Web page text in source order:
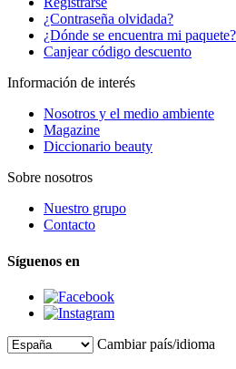
¿Contraseña olvidada?
¿Dónde se encuentra mi paquete?
Canjear código descuento
Información de interés
Nosotros y el medio ambiente
Magazine
Diccionario beauty
Sobre nosotros
Nuestro grupo
Contacto
Síguenos en
Cambiar país/idioma